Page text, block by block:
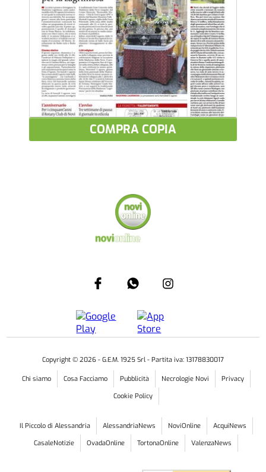
COMPRA COPIA
Copyright © 2026 - G.E.M. 1925 Srl - Partita iva: 13178830017
Chi siamo Cosa Facciamo Pubblicità Necrologie Novi
Privacy
Cookie Policy
Il Piccolo di Alessandria AlessandriaNews NoviOnline
AcquiNews
CasaleNotizie
OvadaOnline TortonaOnline ValenzaNews